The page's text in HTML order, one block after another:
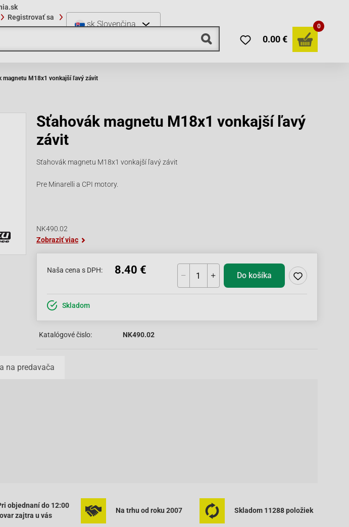
Registrovať sa
sk Slovenčina
0.00 €
0
magnetu M18x1 vonkajší ľavý závit
Sťahovák magnetu M18x1 vonkajší ľavý
závit
Sťahovák magnetu M18x1 vonkajší ľavý závit
Pre Minarelli a CPI motory.
NK490.02
Zobraziť viac
Naša cena s DPH: 8.40 € Do košíka
Skladom
Katalógové čislo: NK490.02
na predavača
objednaní do 12:00
zajtra u vás
Na trhu od roku 2007 Skladom 11288 položiek